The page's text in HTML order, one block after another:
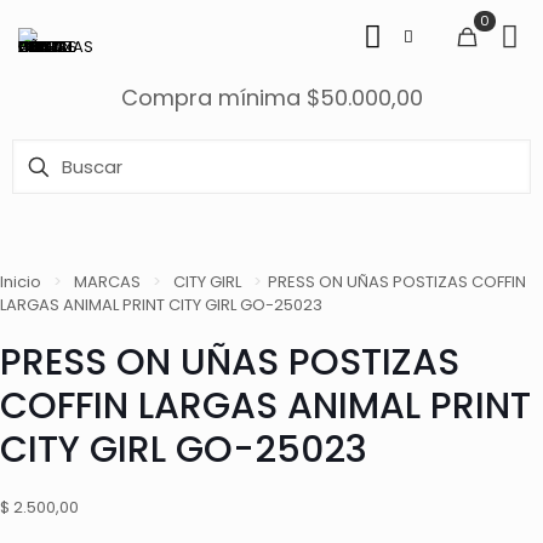
0
Compra mínima $50.000,00
Inicio > MARCAS > CITY GIRL > PRESS ON UÑAS POSTIZAS COFFIN
LARGAS ANIMAL PRINT CITY GIRL GO-25023
PRESS ON UÑAS POSTIZAS
COFFIN LARGAS ANIMAL PRINT
CITY GIRL GO-25023
$ 2.500,00